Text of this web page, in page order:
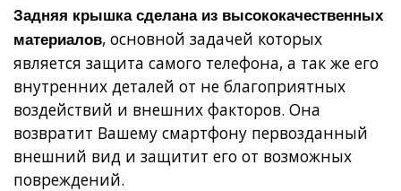
Задняя крышка сделана из высококачественных
материалов, основной задачей которых
является защита самого телефона, а так же его
внутренних деталей от не благоприятных
воздействий и внешних факторов. Она
возвратит Вашему смартфону первозданный
внешний вид и защитит его от возможных
повреждений.